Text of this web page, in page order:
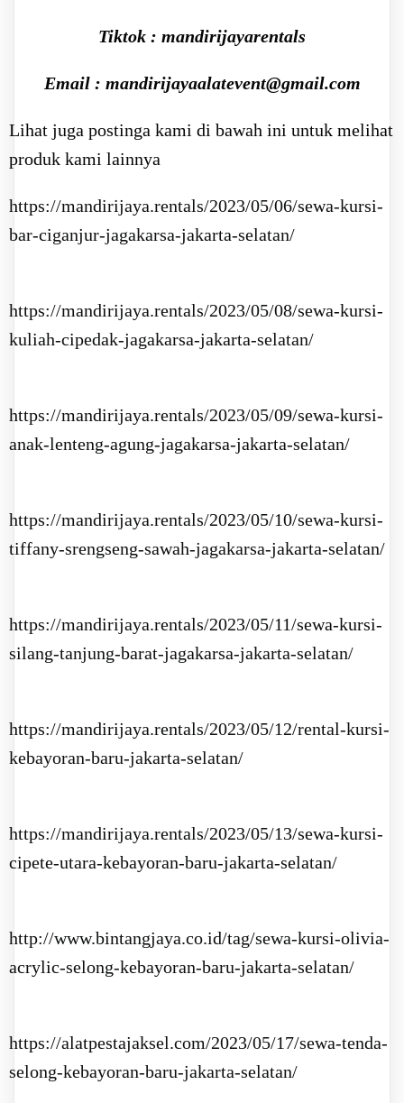
Tiktok : mandirijayarentals
Email : mandirijayaalatevent@gmail.com
Lihat juga postinga kami di bawah ini untuk melihat
produk kami lainnya
https://mandirijaya.rentals/2023/05/06/sewa-kursi-
bar-ciganjur-jagakarsa-jakarta-selatan/
https://mandirijaya.rentals/2023/05/08/sewa-kursi-
kuliah-cipedak-jagakarsa-jakarta-selatan/
https://mandirijaya.rentals/2023/05/09/sewa-kursi-
anak-lenteng-agung-jagakarsa-jakarta-selatan/
https://mandirijaya.rentals/2023/05/10/sewa-kursi-
tiffany-srengseng-sawah-jagakarsa-jakarta-selatan/
https://mandirijaya.rentals/2023/05/11/sewa-kursi-
silang-tanjung-barat-jagakarsa-jakarta-selatan/
https://mandirijaya.rentals/2023/05/12/rental-kursi-
kebayoran-baru-jakarta-selatan/
https://mandirijaya.rentals/2023/05/13/sewa-kursi-
cipete-utara-kebayoran-baru-jakarta-selatan/
http://www.bintangjaya.co.id/tag/sewa-kursi-olivia-
acrylic-selong-kebayoran-baru-jakarta-selatan/
https://alatpestajaksel.com/2023/05/17/sewa-tenda-
selong-kebayoran-baru-jakarta-selatan/